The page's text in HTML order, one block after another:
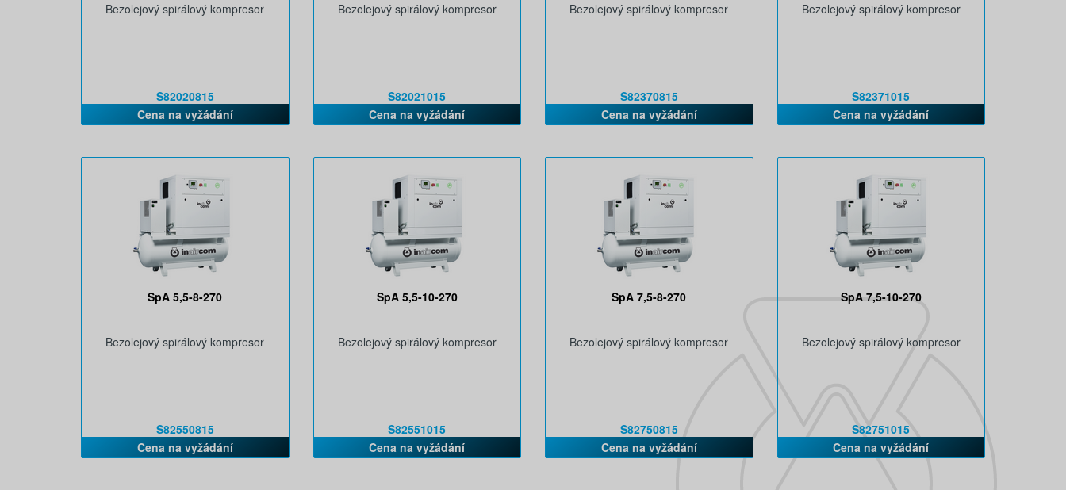
Bezolejový spirálový kompresor
S82020815
Cena na vyžádání
Bezolejový spirálový kompresor
S82021015
Cena na vyžádání
Bezolejový spirálový kompresor
S82370815
Cena na vyžádání
Bezolejový spirálový kompresor
S82371015
Cena na vyžádání
SpA 5,5-8-270
Bezolejový spirálový kompresor
S82550815
Cena na vyžádání
SpA 5,5-10-270
Bezolejový spirálový kompresor
S82551015
Cena na vyžádání
SpA 7,5-8-270
Bezolejový spirálový kompresor
S82750815
Cena na vyžádání
SpA 7,5-10-270
Bezolejový spirálový kompresor
S82751015
Cena na vyžádání